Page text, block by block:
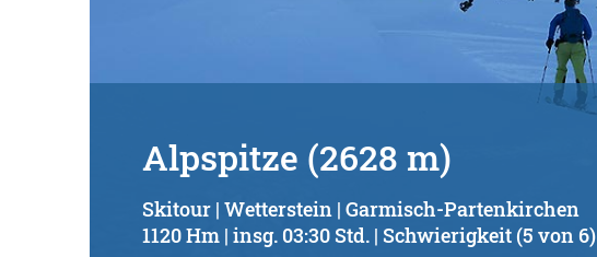
Alpspitze (2628 m)
Skitour | Wetterstein | Garmisch-Partenkirchen
1120 Hm | insg. 03:30 Std. | Schwierigkeit (5 von 6)